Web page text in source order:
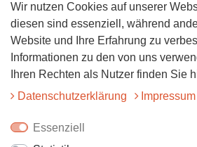
Adresse
Hauptstrasse
73117
07161-
Wir nutzen Cookies auf unserer
diesen sind essenziell, während
Website und Ihre Erfahrung zu
Informationen zu den von uns
Ihren Rechten als Nutzer finden Sie
Daten­schutz­erklärung
Impressum
Essenziell